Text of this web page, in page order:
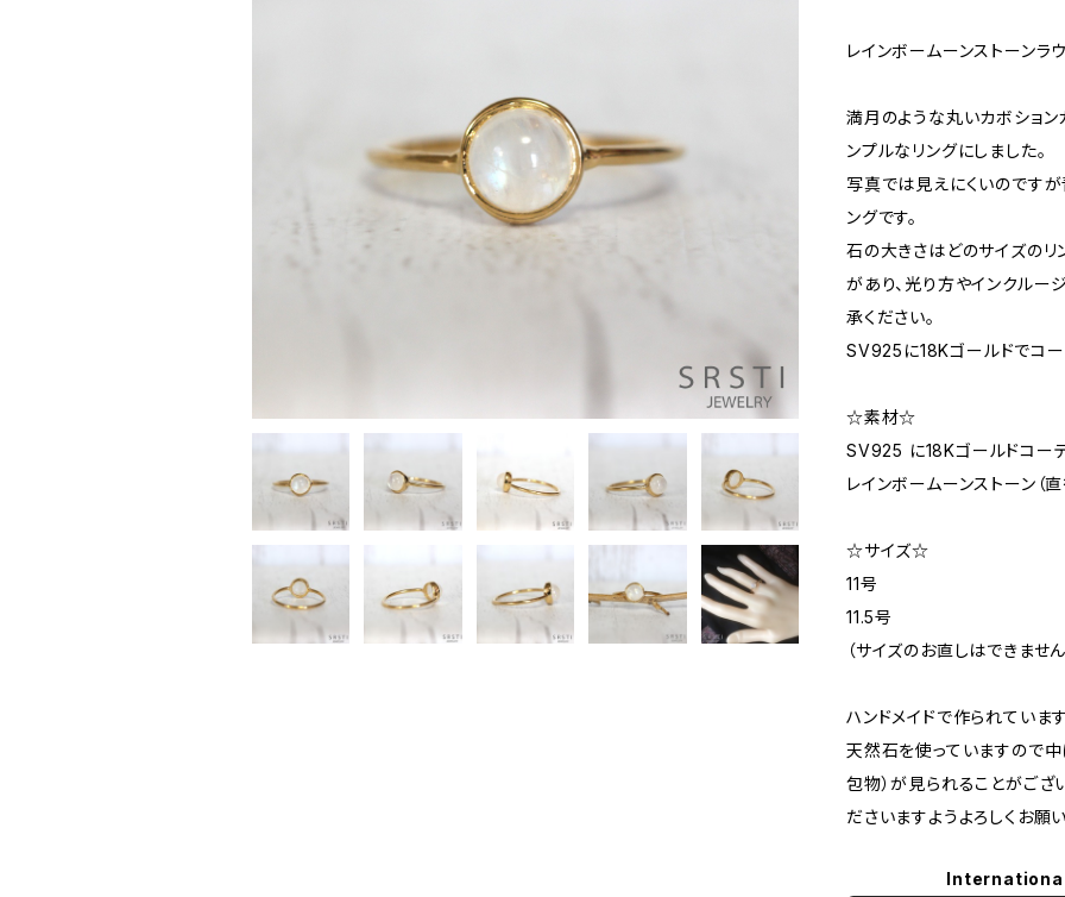
レインボームーンストーン
満月のような丸いカボション
ンプルなリングにしました。
写真では見えにくいのです
ングです。
石の大きさはどのサイズの
があり、光り方やインクルー
承ください。
SV925に18Kゴールドでコー
☆素材☆
SV925 に18Kゴールドコー
レインボームーンストーン（
☆サイズ☆
11号
11.5号
（サイズのお直しはできません
ハンドメイドで作られていま
天然石を使っていますので中
包物）が見られることがござ
ださいますようよろしくお願